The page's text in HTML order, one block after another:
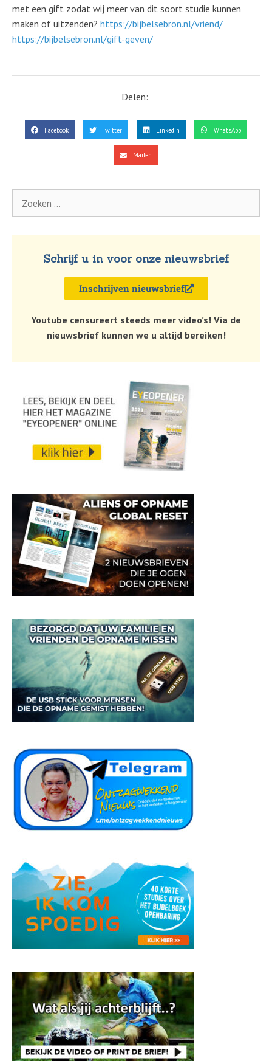
met een gift zodat wij meer van dit soort studie kunnen
maken of uitzenden? https://bijbelsebron.nl/vriend/
https://bijbelsebron.nl/gift-geven/
Delen:
Facebook Twitter LinkedIn WhatsApp
Mailen
Schrijf u in voor onze nieuwsbrief
Inschrijven nieuwsbrief
Youtube censureert steeds meer video’s! Via de
nieuwsbrief kunnen we u altijd bereiken!